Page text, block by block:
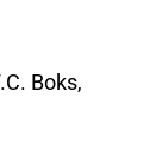
Boks,